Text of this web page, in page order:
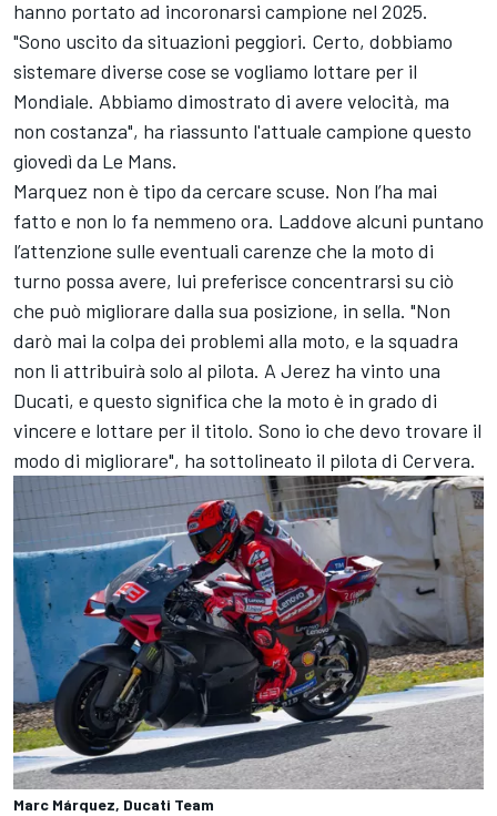
hanno portato ad incoronarsi campione nel 2025.
"Sono uscito da situazioni peggiori. Certo, dobbiamo
sistemare diverse cose se vogliamo lottare per il
Mondiale. Abbiamo dimostrato di avere velocità, ma
non costanza", ha riassunto l'attuale campione questo
giovedì da Le Mans.
Marquez non è tipo da cercare scuse. Non l’ha mai
fatto e non lo fa nemmeno ora. Laddove alcuni puntano
l’attenzione sulle eventuali carenze che la moto di
turno possa avere, lui preferisce concentrarsi su ciò
che può migliorare dalla sua posizione, in sella. "Non
darò mai la colpa dei problemi alla moto, e la squadra
non li attribuirà solo al pilota. A Jerez ha vinto una
Ducati, e questo significa che la moto è in grado di
vincere e lottare per il titolo. Sono io che devo trovare il
modo di migliorare", ha sottolineato il pilota di Cervera.
Marc Márquez, Ducati Team